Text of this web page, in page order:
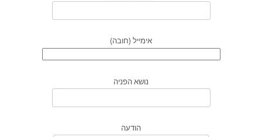
אימייל (חובה)
נושא הפניה
הודעה